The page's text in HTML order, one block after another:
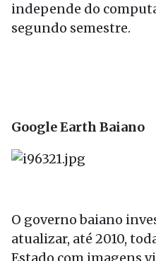
independe do
segundo semestre.
Google Earth Baiano
O governo baiano
atualizar, até 2010,
Estado com imagens